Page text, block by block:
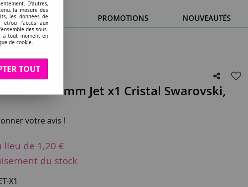
DÉSTOCKAGE PROMOTIONS NOUVEAUTÉS
de 20 ans.
4120 8x6 mm Jet x1 Cristal Swarovski,
votre avis !
lieu de 1,20€
du stock
X1
D'autres,
la mesure des
les données de
et/ou l'accès aux
des sous-
à tout moment en
de cookie.
TOUT